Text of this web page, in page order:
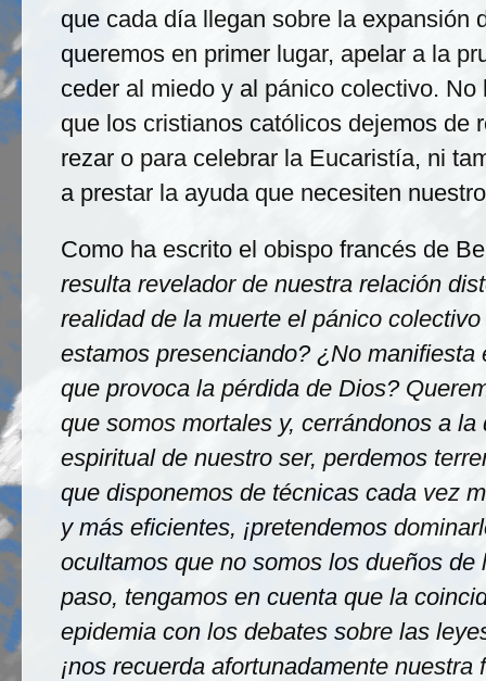
que cada día llegan sobre la expansión
queremos en primer lugar, apelar a la
ceder al miedo y al pánico colectivo. No
que los cristianos católicos dejemos de
rezar o para celebrar la Eucaristía, ni
a prestar la ayuda que necesiten
Como ha escrito el obispo francés de
resulta revelador de nuestra relación
realidad de la muerte el pánico
estamos presenciando? ¿No manifiesta
que provoca la pérdida de Dios?
que somos mortales y, cerrándonos a la
espiritual de nuestro ser, perdemos
que disponemos de técnicas cada vez
y más eficientes, ¡pretendemos
ocultamos que no somos los dueños de
paso, tengamos en cuenta que la
epidemia con los debates sobre las
¡nos recuerda afortunadamente nuestra